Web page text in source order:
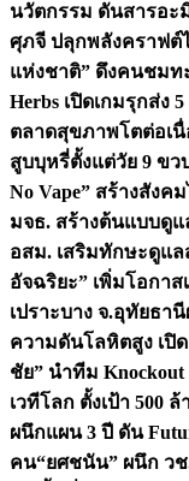
นวัตกรรม ดันสารอะ
ศุภจี ปลุกพลังคราฟต์
แห่งชาติ” ดึงคนชมท
Herbs เปิดเกมรุกส่ง
ตลาดสุขภาพโตต่อเนื่
สูบบุหรี่ตั้งแต่วัย 9 ขว
No Vape” สร้างสัง
มจธ. สร้างต้นแบบดูแ
อสม. เสริมทักษะดูแ
อัจฉริยะ” เพิ่มโอกา
เปราะบาง จ.อุทัยธานี
ความดันโลหิตสูง เปิ
ชัย” นำทีม
เวทีโลก ตั้งเป้า 500
ผนึกแผน 3 ปี ดัน
คน“ยศชนัน” ผนึก ว